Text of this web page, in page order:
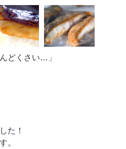
どくさい…」
た！
。